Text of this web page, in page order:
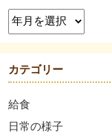
カテゴリー
給食
日常の様子